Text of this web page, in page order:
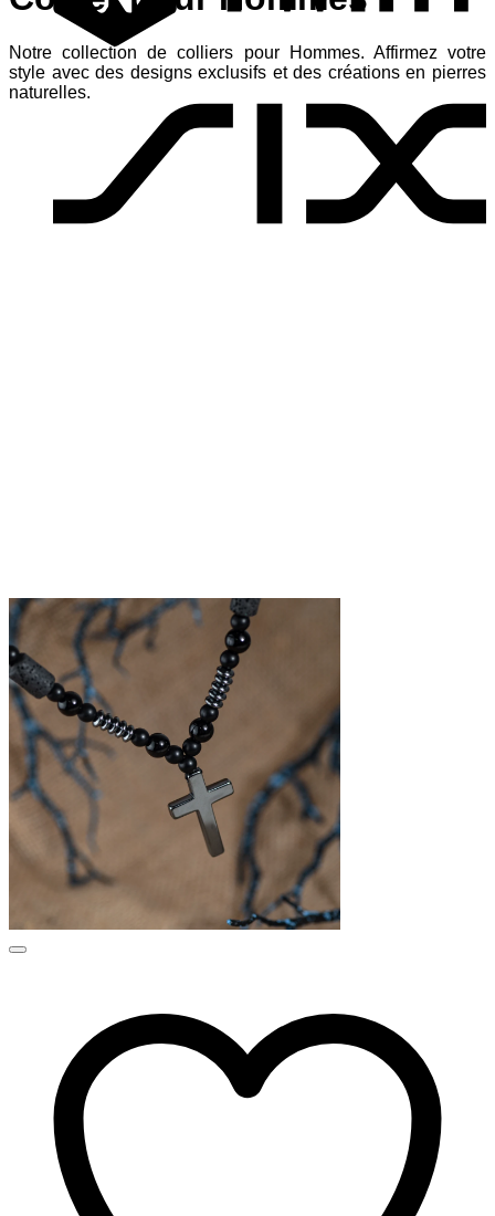
Notre collection de colliers pour Hommes. Affirmez votre
style avec des designs exclusifs et des créations en pierres
naturelles.